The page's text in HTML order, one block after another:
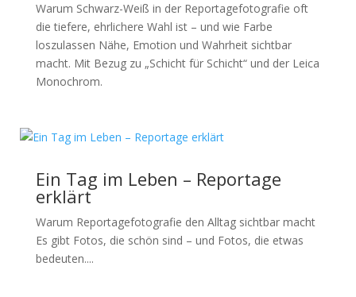
Warum Schwarz-Weiß in der Reportagefotografie oft
die tiefere, ehrlichere Wahl ist – und wie Farbe
loszulassen Nähe, Emotion und Wahrheit sichtbar
macht. Mit Bezug zu „Schicht für Schicht“ und der Leica
Monochrom.
Ein Tag im Leben – Reportage
erklärt
Warum Reportagefotografie den Alltag sichtbar macht
Es gibt Fotos, die schön sind – und Fotos, die etwas
bedeuten....